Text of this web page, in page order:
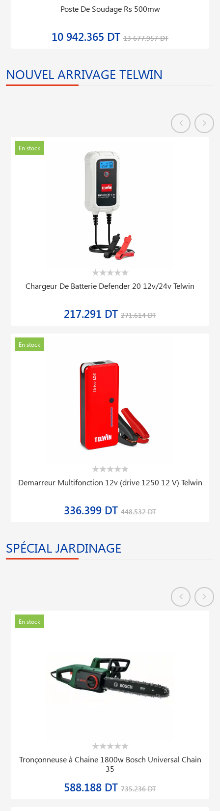
Poste De Soudage Rs 500mw
10 942.365 DT 13 677.957 DT
NOUVEL ARRIVAGE TELWIN
En stock
Chargeur De Batterie Defender 20 12v/24v Telwin
217.291 DT 271.614 DT
En stock
Demarreur Multifonction 12v (drive 1250 12 V) Telwin
336.399 DT 448.532 DT
SPÉCIAL JARDINAGE
En stock
Tronçonneuse à Chaine 1800w Bosch Universal Chain
35
588.188 DT 735.236 DT